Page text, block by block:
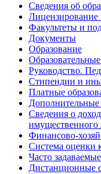
Сведения об
Лицензирование
Факультеты и
Документы
Образование
Руководство.
Стипендии и
Платные
Дополнительные
Сведения о
имущественного
Финансово-
Система оценки
Часто
Дистанционные